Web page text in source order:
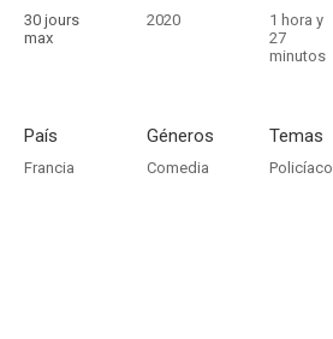
30 jours
max
2020
1 hora y
27
minutos
País
Francia
Géneros
Comedia
Temas
Policíaco